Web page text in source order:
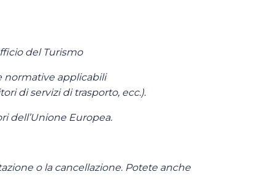
del Turismo
normative applicabili
di servizi di trasporto, ecc.).
dell’Unione Europea.
o la cancellazione. Potete anche